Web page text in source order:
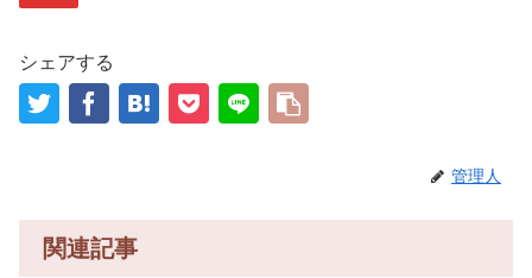
シェアする
管理人
関連記事